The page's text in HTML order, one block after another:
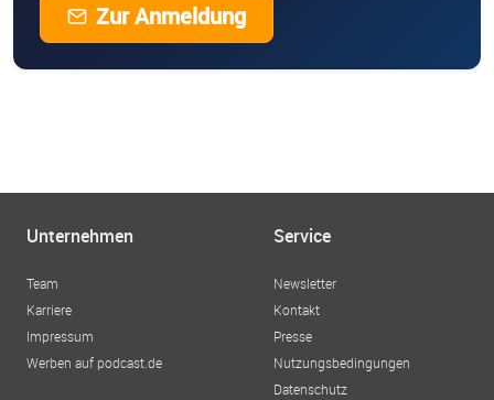
Zur Anmeldung
Unternehmen
Team
Karriere
Impressum
Werben auf podcast.de
Service
Newsletter
Kontakt
Presse
Nutzungsbedingungen
Datenschutz